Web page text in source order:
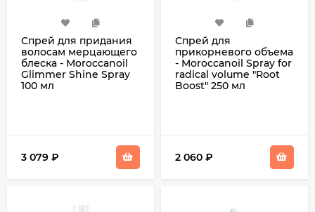
Спрей для придания
волосам мерцающего
блеска - Moroccanoil
Glimmer Shine Spray
100 мл
3 079 ₽
Спрей для
прикорневого объема
- Moroccanoil Spray for
radical volume "Root
Boost" 250 мл
2 060 ₽